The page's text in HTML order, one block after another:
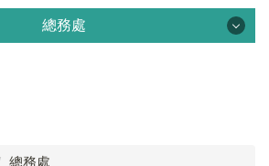
總務處
總務處